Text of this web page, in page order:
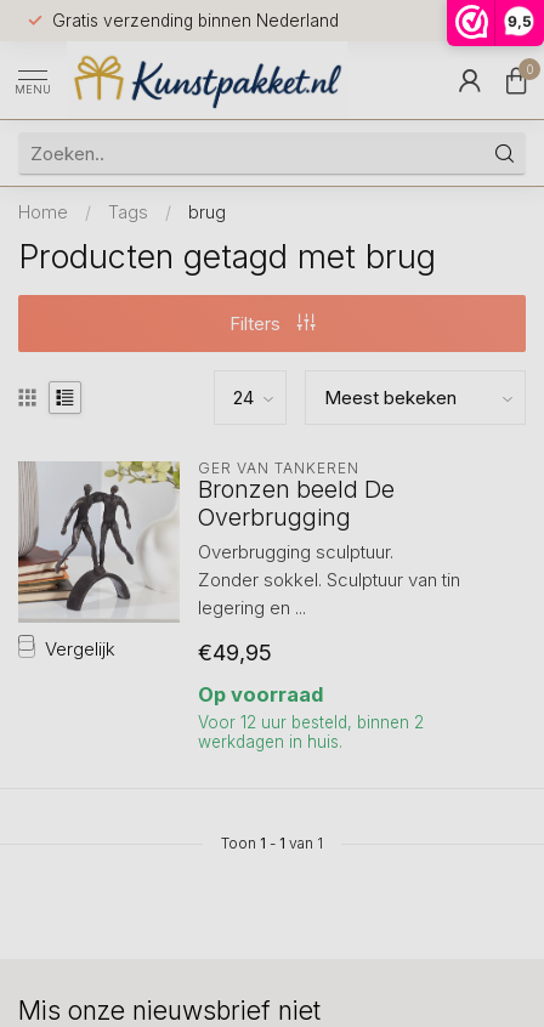
9,5
Gratis verzending binnen Nederland
Voor
huis
9.5
MENU
0
Home / Tags / brug
Producten getagd met brug
Filters
Vergelijk
GER VAN TANKEREN
Bronzen beeld De
Overbrugging
Overbrugging sculptuur.
Zonder sokkel. Sculptuur van tin
legering en ...
€49,95
Op voorraad
Voor 12 uur besteld, binnen 2
werkdagen in huis.
Toon 1 - 1 van 1
Mis onze nieuwsbrief niet